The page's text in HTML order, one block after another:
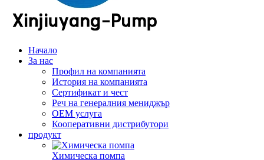
Начало
За нас
Профил на компанията
История на компанията
Сертификат и чест
Реч на генералния мениджър
OEM услуга
Кооперативни дистрибутори
продукт
Химическа помпа